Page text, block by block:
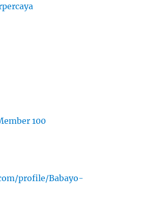
100
profile/Babayo-